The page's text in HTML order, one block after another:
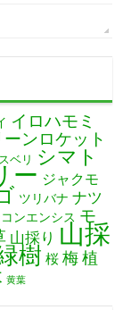
イロハモミ
ーンロケット
ベリ シマト
ー ジャクモ
ツリバナ ナツ
ンエンシス モ
山採り 山採
樹 桜 梅 植
黄葉